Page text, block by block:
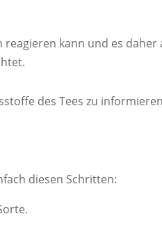
kann und es
des Tees zu
diesen Schritten: